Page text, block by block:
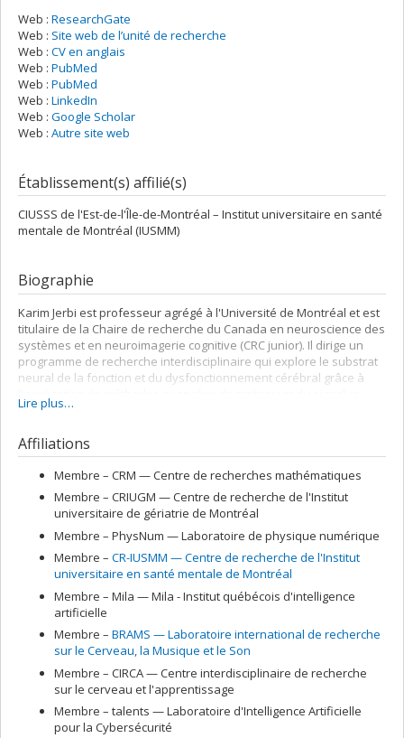
Web : ResearchGate
Web : Site web de l’unité de recherche
Web : CV en anglais
Web : PubMed
Web : PubMed
Web : LinkedIn
Web : Google Scholar
Web : Autre site web
Établissement(s) affilié(s)
CIUSSS de l'Est-de-l'Île-de-Montréal – Institut universitaire en santé
mentale de Montréal (IUSMM)
Biographie
Karim Jerbi est professeur agrégé à l'Université de Montréal et est
titulaire de la Chaire de recherche du Canada en neuroscience des
systèmes et en neuroimagerie cognitive (CRC junior). Il dirige un
programme de recherche interdisciplinaire qui explore le substrat
neural de la fonction et du dysfonctionnement cérébral grâce à
d'apprentissage automatique aux données cérébrales
Lire plus…
Affiliations
Membre – CRM — Centre de recherches mathématiques
Membre – CRIUGM — Centre de recherche de l'Institut
universitaire de gériatrie de Montréal
Membre – PhysNum — Laboratoire de physique numérique
Membre – CR-IUSMM — Centre de recherche de l'Institut
universitaire en santé mentale de Montréal
Membre – Mila — Mila - Institut québécois d'intelligence
artificielle
Membre – BRAMS — Laboratoire international de recherche
sur le Cerveau, la Musique et le Son
Membre – CIRCA — Centre interdisciplinaire de recherche
sur le cerveau et l'apprentissage
Membre – talents — Laboratoire d'Intelligence Artificielle
pour la Cybersécurité